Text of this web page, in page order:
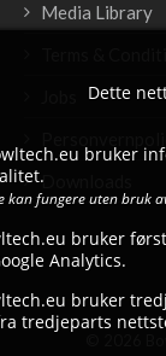
Media Library
Downloads
Dette
bruker
kan fungere uten bruk
bruker
Analytics.
bruker
tredjeparts